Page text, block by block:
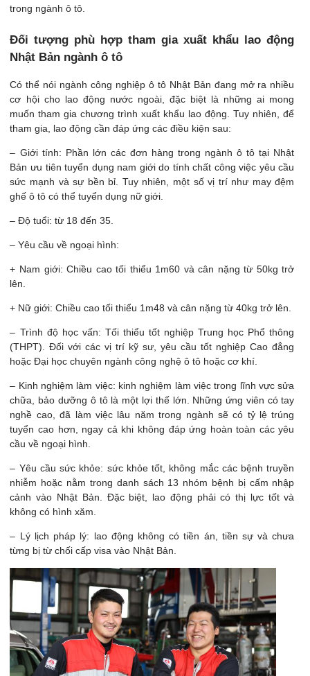
trong ngành ô tô.
Đối tượng phù hợp tham gia xuất khẩu lao động
Nhật Bản ngành ô tô
Có thể nói ngành công nghiệp ô tô Nhật Bản đang mở ra nhiều
cơ hội cho lao động nước ngoài, đặc biệt là những ai mong
muốn tham gia chương trình xuất khẩu lao động. Tuy nhiên, để
tham gia, lao động cần đáp ứng các điều kiện sau:
– Giới tính: Phần lớn các đơn hàng trong ngành ô tô tại Nhật
Bản ưu tiên tuyển dụng nam giới do tính chất công việc yêu cầu
sức mạnh và sự bền bỉ. Tuy nhiên, một số vị trí như may đệm
ghế ô tô có thể tuyển dụng nữ giới.
– Độ tuổi: từ 18 đến 35.
– Yêu cầu về ngoại hình:
+ Nam giới: Chiều cao tối thiểu 1m60 và cân nặng từ 50kg trở
lên.
+ Nữ giới: Chiều cao tối thiểu 1m48 và cân nặng từ 40kg trở lên.
– Trình độ học vấn: Tối thiểu tốt nghiệp Trung học Phổ thông
(THPT). Đối với các vị trí kỹ sư, yêu cầu tốt nghiệp Cao đẳng
hoặc Đại học chuyên ngành công nghệ ô tô hoặc cơ khí.
– Kinh nghiệm làm việc: kinh nghiệm làm việc trong lĩnh vực sửa
chữa, bảo dưỡng ô tô là một lợi thế lớn. Những ứng viên có tay
nghề cao, đã làm việc lâu năm trong ngành sẽ có tỷ lệ trúng
tuyển cao hơn, ngay cả khi không đáp ứng hoàn toàn các yêu
cầu về ngoại hình.
– Yêu cầu sức khỏe: sức khỏe tốt, không mắc các bệnh truyền
nhiễm hoặc nằm trong danh sách 13 nhóm bệnh bị cấm nhập
cảnh vào Nhật Bản. Đặc biệt, lao động phải có thị lực tốt và
không có hình xăm.
– Lý lịch pháp lý: lao động không có tiền án, tiền sự và chưa
từng bị từ chối cấp visa vào Nhật Bản.